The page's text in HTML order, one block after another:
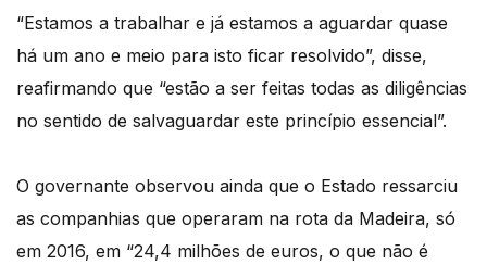
“Estamos a trabalhar e já estamos a aguardar quase
há um ano e meio para isto ficar resolvido”, disse,
reafirmando que “estão a ser feitas todas as diligências
no sentido de salvaguardar este princípio essencial”.
O governante observou ainda que o Estado ressarciu
as companhias que operaram na rota da Madeira, só
em 2016, em “24,4 milhões de euros, o que não é